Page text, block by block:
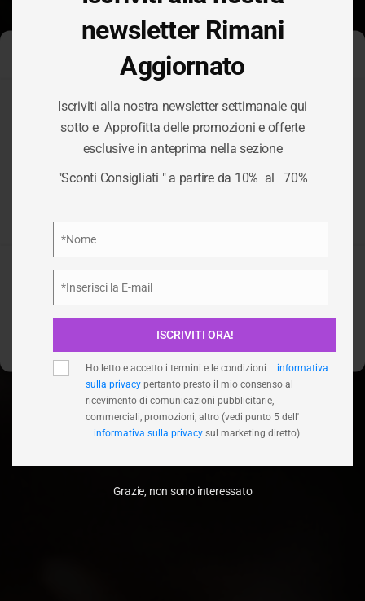
Gestisci Consenso Cookie
Per fornire le migliori esperienze, utilizziamo tecnologie come i
cookie per memorizzare e/o accedere alle informazioni del
dispositivo. Il consenso a queste tecnologie ci permetterà di
elaborare dati come il comportamento di navigazione o ID unici
Accetta
Nega
Visualizza le preferenze
CATEGORIA:
CARTELLE
newsletter Rimani
Aggiornato
Iscriviti alla nostra newsletter settimanale qui
sotto e Approfitta delle promozioni e offerte
esclusive in anteprima nella sezione
"Sconti Consigliati " a partire da 10% al 70%
*Nome
*Inserisci la E-mail
ISCRIVITI ORA!
Ho letto e accetto i termini e le condizioni
informativa
sulla privacy pertanto presto il mio consenso al
ricevimento di comunicazioni pubblicitarie,
commerciali, promozioni, altro (vedi punto 5 dell'
informativa sulla privacy sul marketing diretto)
Grazie, non sono interessato